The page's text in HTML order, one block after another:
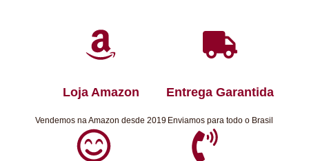
Loja Amazon
Vendemos na Amazon desde 2019
Entrega Garantida
Enviamos para todo o Brasil